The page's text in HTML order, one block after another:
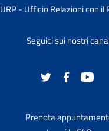
URP - Ufficio Relazioni con il
Seguici sui nostri
Prenota